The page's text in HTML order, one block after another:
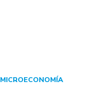
MICROECONOMÍA